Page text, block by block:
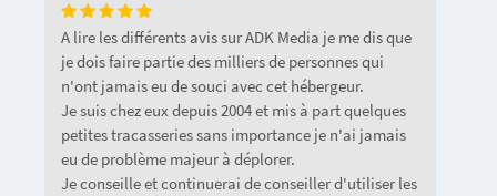
A lire les différents avis sur ADK Media je me dis que
je dois faire partie des milliers de personnes qui
n'ont jamais eu de souci avec cet hébergeur.
Je suis chez eux depuis 2004 et mis à part quelques
petites tracasseries sans importance je n'ai jamais
eu de problème majeur à déplorer.
Je conseille et continuerai de conseiller d'utiliser les